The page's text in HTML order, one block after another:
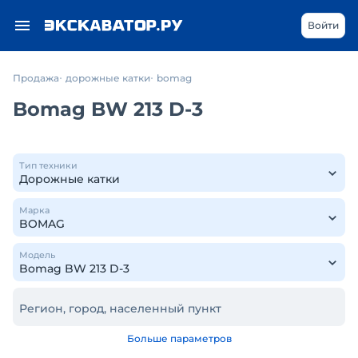
Войти
Продажа дорожные катки bomag
Bomag BW 213 D-3
Тип техники
Марка
Модель
Регион, город, населенный пункт
Больше параметров